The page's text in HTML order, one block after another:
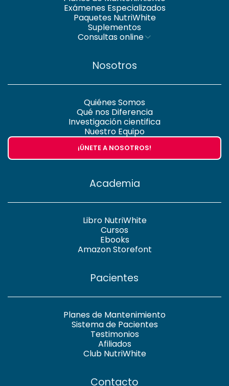
Exámenes Especializados
Paquetes NutriWhite
Suplementos
Consultas online
Nosotros
Quiénes Somos
Qué nos Diferencia
Investigación cientifica
Nuestro Equipo
¡ÚNETE A NOSOTROS!
Academia
Libro NutriWhite
Cursos
Ebooks
Amazon Storefont
Pacientes
Planes de Mantenimiento
Sistema de Pacientes
Testimonios
Afiliados
Club NutriWhite
Contacto